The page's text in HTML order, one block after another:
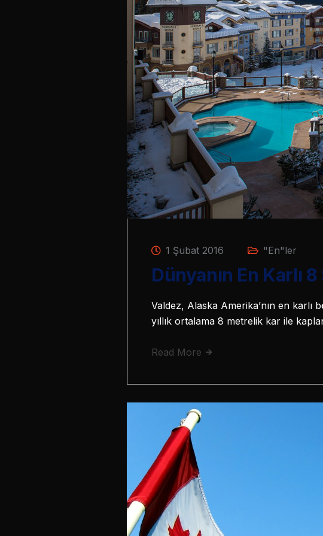
1 Şubat 2016 "En"ler
Dünyanın En Karlı
Valdez, Alaska Amerika’nın en karlı
yıllık ortalama 8 metrelik kar ile
Read More